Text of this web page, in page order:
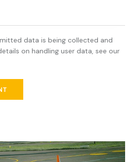
data is being collected and
on handling user data, see our